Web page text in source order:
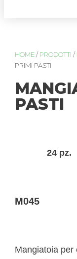
HOME / PRODOTTI /
PRIMI PASTI
PASTI
24 pz.
M045
Mangiatoia per